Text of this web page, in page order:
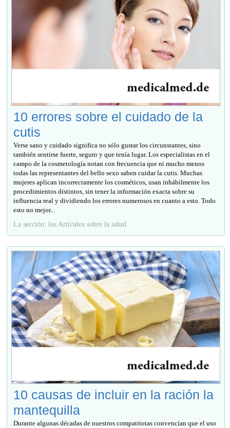
10 errores sobre el cuidado de la
cutis
Verse sano y cuidado significa no sólo gustar los circunstantes, sino
también sentirse fuerte, seguro y que tenía lugar. Los especialistas en el
campo de la cosmetología notan con frecuencia que ni mucho menos
todas las representantes del bello sexo saben cuidar la cutis. Muchas
mujeres aplican incorrectamente los cosméticos, usan inhábilmente los
procedimientos distintos, sin tener la información exacta sobre su
influencia real y dividiendo los errores numerosos en cuanto a esto. Todo
esto no mejor...
La sección: los Artículos sobre la salud
10 causas de incluir en la ración la
mantequilla
Durante algunas décadas de nuestros compatriotas convencían que el uso